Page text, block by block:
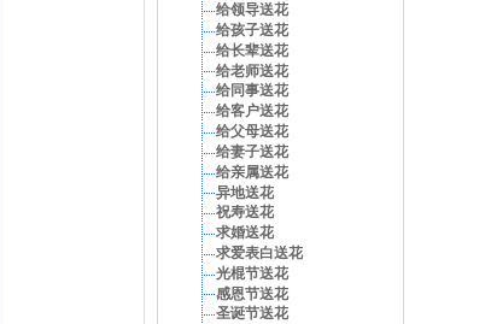
给领导送花
给孩子送花
给长辈送花
给老师送花
给同事送花
给客户送花
给父母送花
给妻子送花
给亲属送花
异地送花
祝寿送花
求婚送花
求爱表白送花
光棍节送花
感恩节送花
圣诞节送花